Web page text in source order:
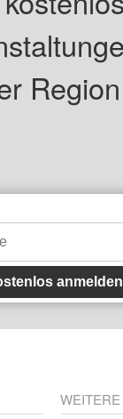
anmelden